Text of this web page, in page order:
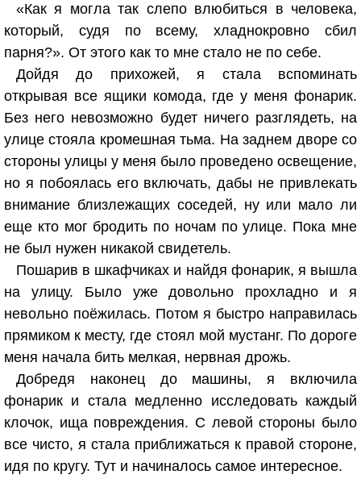
«Как я могла так слепо влюбиться в человека,
который, судя по всему, хладнокровно сбил
парня?». От этого как то мне стало не по себе.
Дойдя до прихожей, я стала вспоминать
открывая все ящики комода, где у меня фонарик.
Без него невозможно будет ничего разглядеть, на
улице стояла кромешная тьма. На заднем дворе со
стороны улицы у меня было проведено освещение,
но я побоялась его включать, дабы не привлекать
внимание близлежащих соседей, ну или мало ли
еще кто мог бродить по ночам по улице. Пока мне
не был нужен никакой свидетель.
Пошарив в шкафчиках и найдя фонарик, я вышла
на улицу. Было уже довольно прохладно и я
невольно поёжилась. Потом я быстро направилась
прямиком к месту, где стоял мой мустанг. По дороге
меня начала бить мелкая, нервная дрожь.
Добредя наконец до машины, я включила
фонарик и стала медленно исследовать каждый
клочок, ища повреждения. С левой стороны было
все чисто, я стала приближаться к правой стороне,
идя по кругу. Тут и начиналось самое интересное.